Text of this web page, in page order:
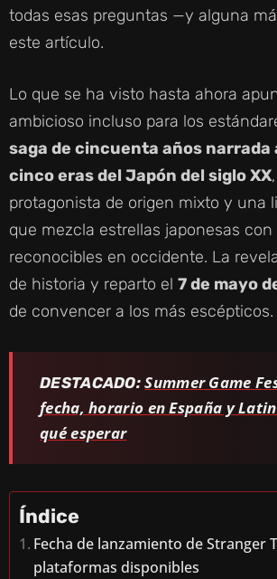
todas esas preguntas —y alguna
este artículo.
Lo que se ha visto hasta ahora
ambicioso incluso para los
saga de cincuenta años narrada
cinco eras del Japón del siglo XX
protagonista de origen mixto y una
que mezcla estrellas japonesas con
reconocibles en occidente. La
de historia y reparto el 7 de mayo
de convencer a los más escépticos.
DESTACADO:Summer Game
fecha, horario en España y
qué esperar
Índice
Fecha de lanzamiento de Stranger
plataformas disponibles